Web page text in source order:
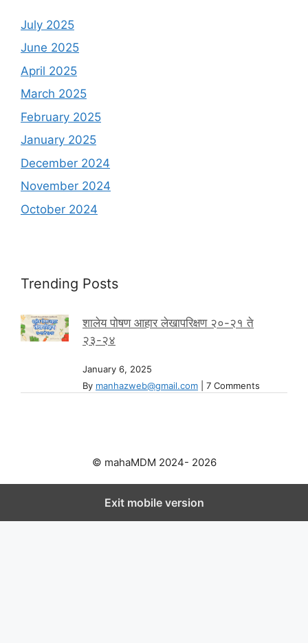
July 2025
June 2025
April 2025
March 2025
February 2025
January 2025
December 2024
November 2024
October 2024
Trending Posts
शालेय पोषण आहार लेखापरिक्षण २०-२१ ते
२३-२४
January 6, 2025
By manhazweb@gmail.com 7 Comments
© mahaMDM 2024- 2026
Exit mobile version